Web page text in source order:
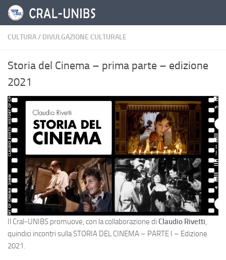
Salta al contenuto
CULTURA/ DIVULGAZIONE CULTURALE
Storia del Cinema – prima parte – edizione
2021
Il Cral-UNIBS promuove, con la collaborazione di Claudio Rivetti,
quindici incontri sulla STORIA DEL CINEMA – PARTE I – Edizione
2021.